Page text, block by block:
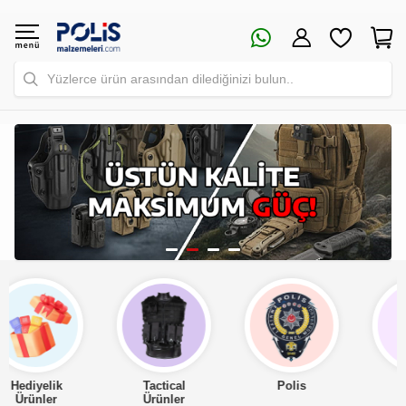
Yüzlerce ürün arasından dilediğinizi bulun..
Tactical
Ürünler
Polis